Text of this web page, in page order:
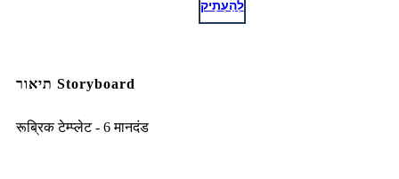
לְהַעְתִיק
תיאור Storyboard
रूब्रिक टेम्प्लेट - 6 मानदंड